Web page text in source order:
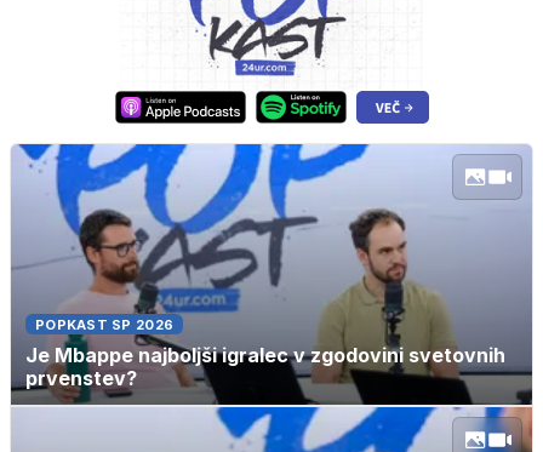
POPKAST SP 2026
Je Mbappe najboljši igralec v zgodovini svetovnih
prvenstev?